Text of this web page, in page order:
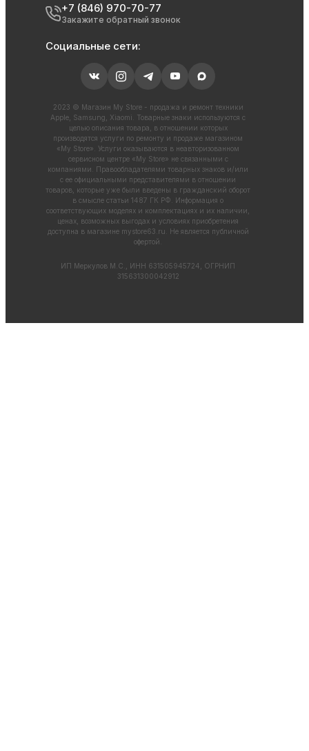
+7 (846) 970-70-77
Закажите обратный звонок
Социальные сети:
2023 © Магазин My Store - продажа и ремонт техники
Apple, Samsung, Xiaomi. Товарные знаки используются с
целью описания товара, в отношении которых
производятся услуги по ремонту и продаже магазином
«My Store». Услуги оказываются в неавторизованном
сервисном центре «My Store» не связанными с
компаниями. Правообладателями товарных знаков и/или
с ее официальными представителями в отношении
товаров, которые уже были введены в гражданский оборот
в смысле статьи 1487 ГК РФ. Информация о
соответствующих моделях и комплектациях и их наличии,
ценах, возможных выгодах и условиях приобретения
доступна в магазине mystore63.ru . Не является публичной
офертой.
ИП Меркулов М.С., ИНН 631505945724, ОГРНИП
315631300042912